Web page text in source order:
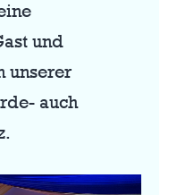
und
unserer
auch